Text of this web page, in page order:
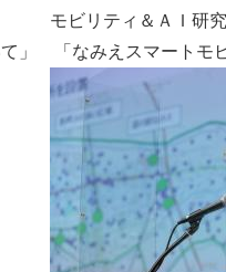
ビリティ＆ＡＩ研究
て」 「なみえスマートモ